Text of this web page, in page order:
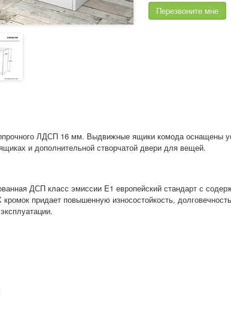
Перезвоните мне
ЛДСП 16 мм. Выдвижные ящики комода оснащены
и дополнительной створчатой двери для вещей.
ДСП класс эмиссии E1 европейский стандарт с
придает повышенную износостойкость,